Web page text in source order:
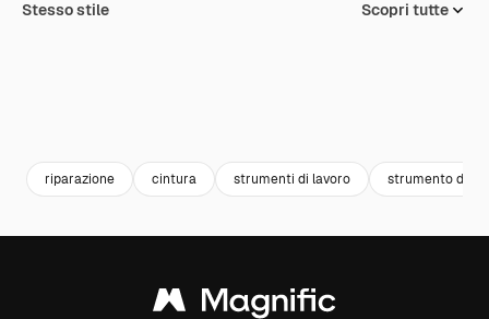
Stesso stile Scopri tutte
riparazione cintura strumenti di lavoro strumento di